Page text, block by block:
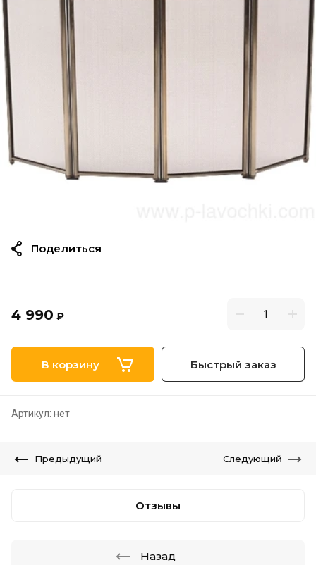
4 990 ₽
В корзину Быстрый заказ
Артикул: нет
Поделиться
Предыдущий Следующий
Отзывы
Назад